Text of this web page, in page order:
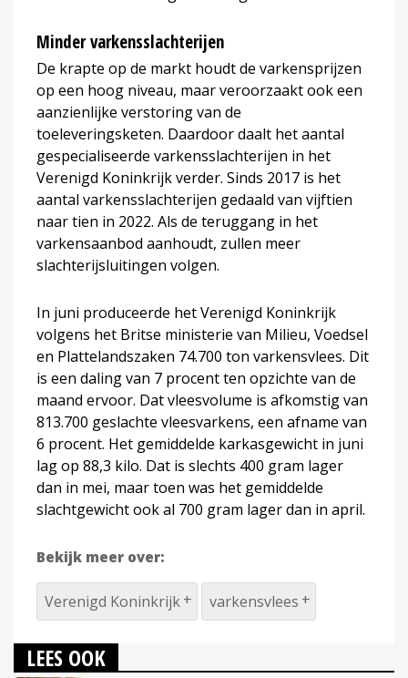
Minder varkensslachterijen
De krapte op de markt houdt de varkensprijzen
op een hoog niveau, maar veroorzaakt ook een
aanzienlijke verstoring van de
toeleveringsketen. Daardoor daalt het aantal
gespecialiseerde varkensslachterijen in het
Verenigd Koninkrijk verder. Sinds 2017 is het
aantal varkensslachterijen gedaald van vijftien
naar tien in 2022. Als de teruggang in het
varkensaanbod aanhoudt, zullen meer
slachterijsluitingen volgen.
In juni produceerde het Verenigd Koninkrijk
volgens het Britse ministerie van Milieu, Voedsel
en Plattelandszaken 74.700 ton varkensvlees. Dit
is een daling van 7 procent ten opzichte van de
maand ervoor. Dat vleesvolume is afkomstig van
813.700 geslachte vleesvarkens, een afname van
6 procent. Het gemiddelde karkasgewicht in juni
lag op 88,3 kilo. Dat is slechts 400 gram lager
dan in mei, maar toen was het gemiddelde
slachtgewicht ook al 700 gram lager dan in april.
Bekijk meer over:
Verenigd Koninkrijk varkensvlees
LEES OOK